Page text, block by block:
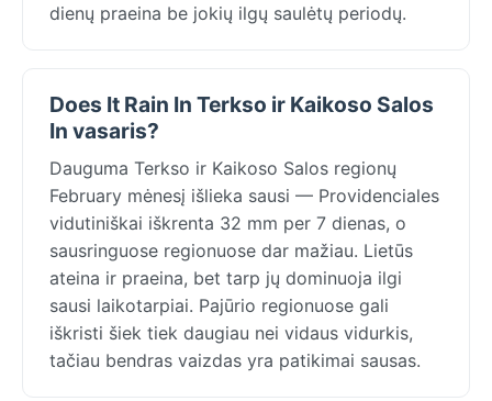
dienų praeina be jokių ilgų saulėtų periodų.
Does It Rain In Terkso ir Kaikoso Salos
In vasaris?
Dauguma Terkso ir Kaikoso Salos regionų
February mėnesį išlieka sausi — Providenciales
vidutiniškai iškrenta 32 mm per 7 dienas, o
sausringuose regionuose dar mažiau. Lietūs
ateina ir praeina, bet tarp jų dominuoja ilgi
sausi laikotarpiai. Pajūrio regionuose gali
iškristi šiek tiek daugiau nei vidaus vidurkis,
tačiau bendras vaizdas yra patikimai sausas.